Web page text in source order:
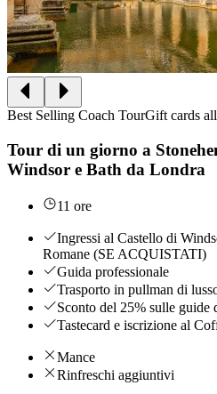
Best Selling Coach TourGift cards
Tour di un giorno a
Windsor e Bath da Londra
11 ore
Ingressi al Castello di
Romane (SE ACQUISTATI)
Guida professionale
Trasporto in pullman di
Sconto del 25% sulle guide
Tastecard e iscrizione al
Mance
Rinfreschi aggiuntivi